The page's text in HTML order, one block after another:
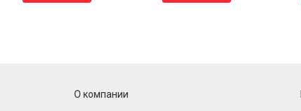
О компании